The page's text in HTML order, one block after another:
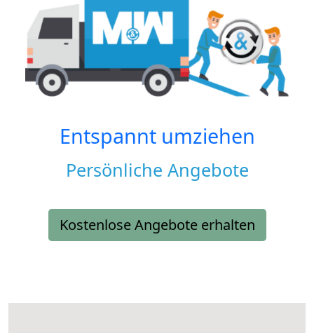
Entspannt umziehen
Persönliche Angebote
Kostenlose Angebote erhalten